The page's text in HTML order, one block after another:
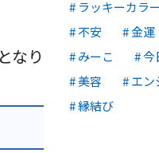
なり
ラッキーカラー
不安
金運
みーこ
今
美容
エン
縁結び